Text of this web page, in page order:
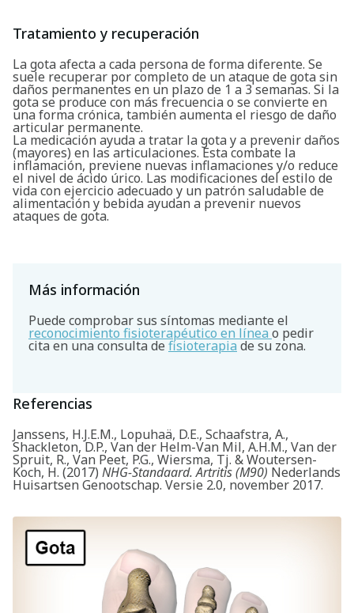
Tratamiento y recuperación
La gota afecta a cada persona de forma diferente. Se
suele recuperar por completo de un ataque de gota sin
daños permanentes en un plazo de 1 a 3 semanas. Si la
gota se produce con más frecuencia o se convierte en
una forma crónica, también aumenta el riesgo de daño
articular permanente.
La medicación ayuda a tratar la gota y a prevenir daños
(mayores) en las articulaciones. Esta combate la
inflamación, previene nuevas inflamaciones y/o reduce
el nivel de ácido úrico. Las modificaciones del estilo de
vida con ejercicio adecuado y un patrón saludable de
alimentación y bebida ayudan a prevenir nuevos
ataques de gota.
Más información
Puede comprobar sus síntomas mediante el
reconocimiento fisioterapéutico en línea o pedir
cita en una consulta de fisioterapia de su zona.
Referencias
Janssens, H.J.E.M., Lopuhaä, D.E., Schaafstra, A.,
Shackleton, D.P., Van der Helm-Van Mil, A.H.M., Van der
Spruit, R., Van Peet, P.G., Wiersma, Tj. & Woutersen-
Koch, H. (2017) NHG-Standaard. Artritis (M90) Nederlands
Huisartsen Genootschap. Versie 2.0, november 2017.